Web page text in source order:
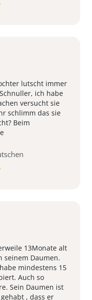
lutscht immer
ich habe
versucht sie
schlimm das sie
Beim
13Monate alt
seinem Daumen.
mindestens 15
Auch so
Sein Daumen ist
, dass er